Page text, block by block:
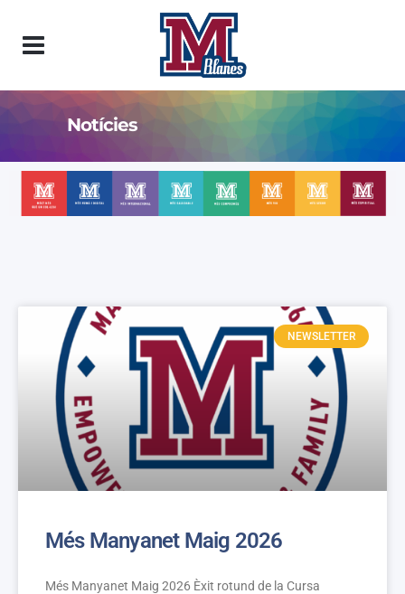
Notícies
NEWSLETTER
Més Manyanet Maig 2026
Més Manyanet Maig 2026 Èxit rotund de la Cursa